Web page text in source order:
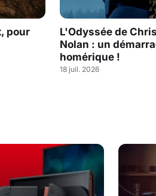
pour
L'Odyssée de
Nolan : un
homérique !
18 juil. 2026